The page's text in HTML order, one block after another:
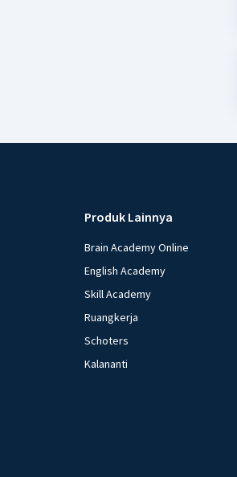
Produk Lainnya
Brain Academy Online
English Academy
Skill Academy
Ruangkerja
Schoters
Kalananti